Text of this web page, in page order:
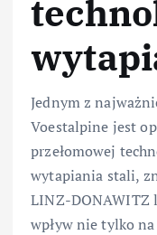
Jednym z
Voestalpine jest
przełomowej
wytapiania stali,
LINZ-DONAWITZ
wpływ nie tylko